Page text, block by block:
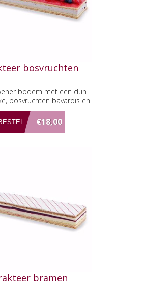
bosvruchten
bodem met een dun
bosvruchten bavarois en
vers fruit.
€18,00
bramen